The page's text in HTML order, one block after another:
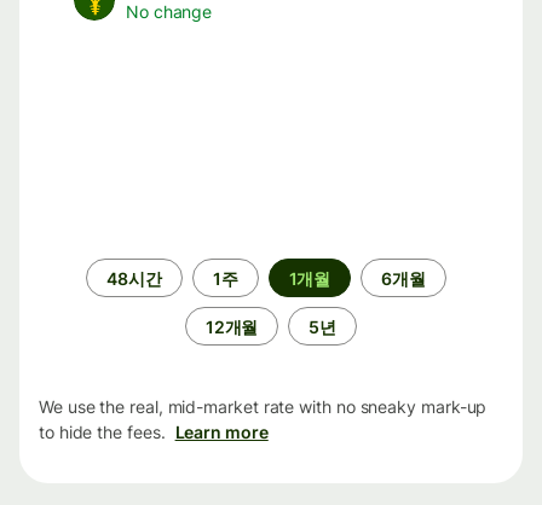
No change
48시간 1주 1개월 6개월
12개월 5년
We use the real, mid-market rate with no sneaky mark-up
to hide the fees. Learn more